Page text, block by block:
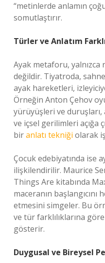
“metinlerde anlamın
somutlaştırır.
Türler ve Anlatım
Ayak metaforu, yalnızca
değildir. Tiyatroda,
ayak hareketleri,
Örneğin Anton Çehov
yürüyüşleri ve duruşları,
ve içsel gerilimleri açığa
biranlatı tekniği olarak
Çocuk edebiyatında ise
ilişkilendirilir. Maurice
Things Are kitabında
maceranın başlangıcını
etmesini simgeler. Bu
ve tür farklılıklarına
gösterir.
Duygusal ve Bireysel